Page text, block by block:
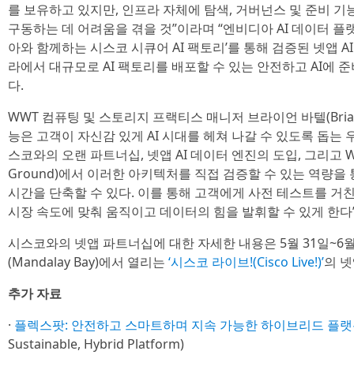
를 보유하고 있지만, 인프라 자체에 탐색, 거버넌스 및 준비
구동하는 데 어려움을 겪을 것”이라며 “엔비디아 AI 데이터 플
아와 함께하는 시스코 시큐어 AI 팩토리’를 통해 검증된 넷앱
라에서 대규모로 AI 팩토리를 배포할 수 있는 안전하고 AI에
다.
WWT 컴퓨팅 및 스토리지 프랙티스 매니저 브라이언 바텔
능은 고객이 자신감 있게 AI 시대를 헤쳐 나갈 수 있도록 돕는
스코와의 오랜 파트너십, 넷앱 AI 데이터 엔진의 도입, 그리고
Ground)에서 이러한 아키텍처를 직접 검증할 수 있는 역량을
시간을 단축할 수 있다. 이를 통해 고객에게 사전 테스트를 거
시장 속도에 맞춰 움직이고 데이터의 힘을 발휘할 수 있게 한
시스코와의 넷앱 파트너십에 대한 자세한 내용은 5월 31일~6
(Mandalay Bay)에서 열리는 ‘시스코 라이브!(Cisco Live!)’의
추가 자료
· 플렉스팟: 안전하고 스마트하며 지속 가능한 하이브리드 플
Sustainable, Hybrid Platform)